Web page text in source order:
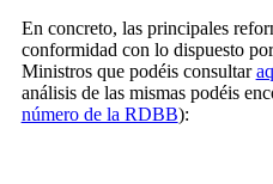
En concreto, las principales
conformidad con lo dispuesto
Ministros que podéis consultar
análisis de las mismas podéis
número de la RDBB):